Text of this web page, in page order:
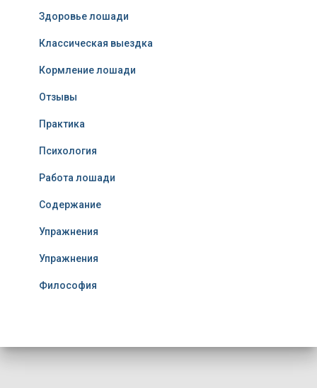
Здоровье лошади
Классическая выездка
Кормление лошади
Отзывы
Практика
Психология
Работа лошади
Содержание
Упражнения
Упражнения
Философия